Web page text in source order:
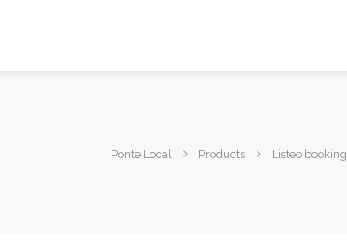
Ponte Local Products Listeo booking